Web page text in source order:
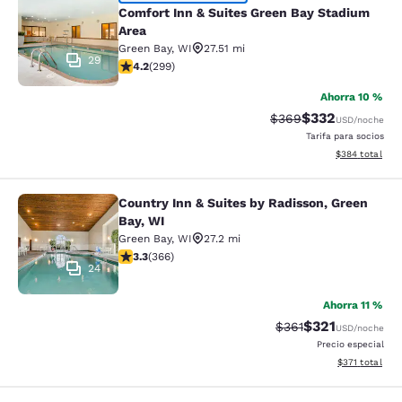
29
Comfort Inn & Suites Green Bay Stadium
Area
Green Bay, WI
27.51 mi
calificación de 4.19 estrellas. Muy bueno. 299 reseñas
4.2(299)
Ahorra 10 %
Precio tachado:
$369Precio con
$332USD/noche
Tarifa para socios
Ver detalles
$384 total
Country Inn & Suites by Radisson,
24
Country Inn & Suites by Radisson, Green
Bay, WI
Green Bay, WI
27.2 mi
calificación de 3.28 estrellas. Bueno. 366 reseñas
3.3(366)
Ahorra 11 %
Precio tachado:
$361Precio con
$321USD/noche
Precio especial
Ver detalles
$371 total